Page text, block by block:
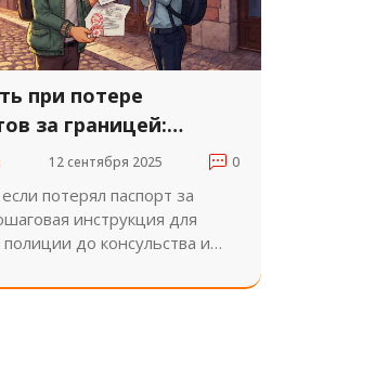
при потере
за границей:
руководство для
12 сентября 2025 0
потерял паспорт за
инструкция для
до консульства и
и советы, которые спасут